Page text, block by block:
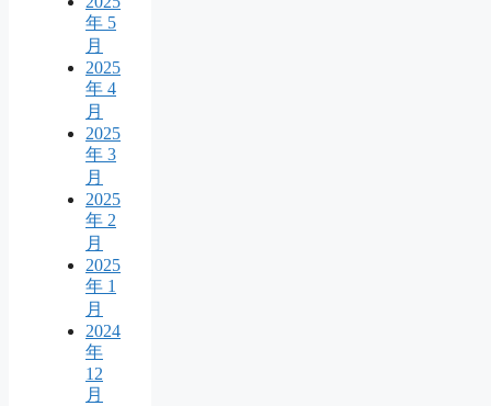
年 5
月
2025
年 4
月
2025
年 3
月
2025
年 2
月
2025
年 1
月
2024
年
12
月